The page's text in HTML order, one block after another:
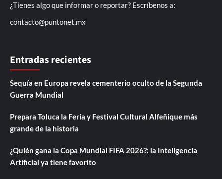
¿Tienes algo que informar o reportar? Escríbenos a:
contacto@puntonet.mx
Entradas recientes
Sequía en Europa revela cementerio oculto de la Segunda
Guerra Mundial
Prepara Toluca la Feria y Festival Cultural Alfeñique más
grande de la historia
¿Quién gana la Copa Mundial FIFA 2026?; la Inteligencia
Artificial ya tiene favorito